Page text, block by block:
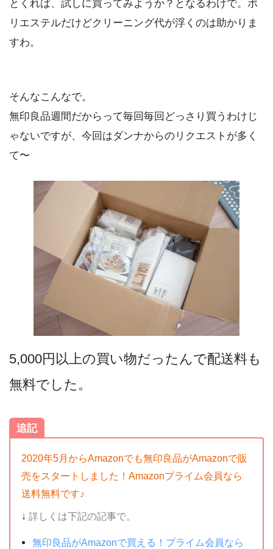
とくれば、試しに買ってみようか？となるわけで。ポ
リエステルだけどクリーニング代が浮くのは助かりま
すわ。
そんなこんなで。
無印良品週間だからって毎回毎回どっさり買うわけじ
ゃないですが、今回はダンナからのリクエストが多く
て〜
5,000円以上の買い物だったんで配送料も
無料でした。
追記
2020年5月からAmazonでも無印良品がAmazonで販
売をスタートしました！Amazonプライム会員なら
送料無料です♪
↓ 詳しくは下記の記事で。
無印良品がAmazonで買える！プライム会員なら